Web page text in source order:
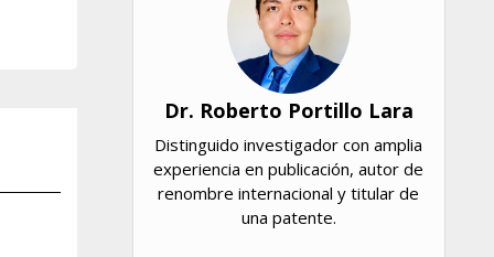
Dr. Roberto Portillo Lara
Distinguido investigador con amplia
experiencia en publicación, autor de
renombre internacional y titular de
una patente.